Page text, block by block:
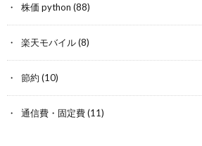
株価 python (88)
楽天モバイル(8)
節約 (10)
通信費・固定費(11)